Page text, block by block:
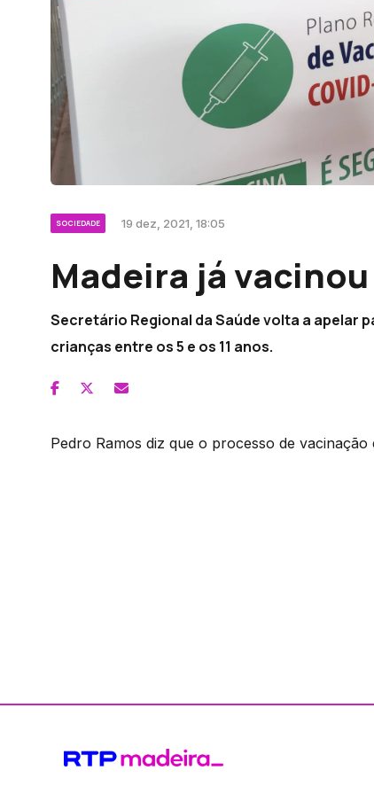
SOCIEDADE 19 dez, 2021, 18:05
Madeira já
Secretário Regional da Saúde volta a apelar
crianças entre os 5 e os 11 anos.
Pedro Ramos diz que o processo de